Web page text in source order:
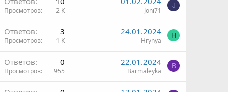
Просмотров 2 K Joni71
J
Ответов 3
Просмотров 1 K
24.01.2024
Hrynya
H
Ответов 0
Просмотров 955
22.01.2024
Barmaleyka
B